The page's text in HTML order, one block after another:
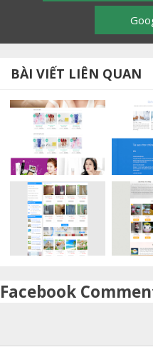
BÀI VIẾT LIÊN QUAN
Facebook